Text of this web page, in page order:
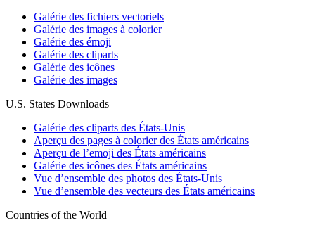
Galérie des fichiers vectoriels
Galérie des images à colorier
Galérie des émoji
Galérie des cliparts
Galérie des icônes
Galérie des images
U.S. States Downloads
Galérie des cliparts des États-Unis
Aperçu des pages à colorier des États américains
Aperçu de l’emoji des États américains
Galérie des icônes des États américains
Vue d’ensemble des photos des États-Unis
Vue d’ensemble des vecteurs des États américains
Countries of the World